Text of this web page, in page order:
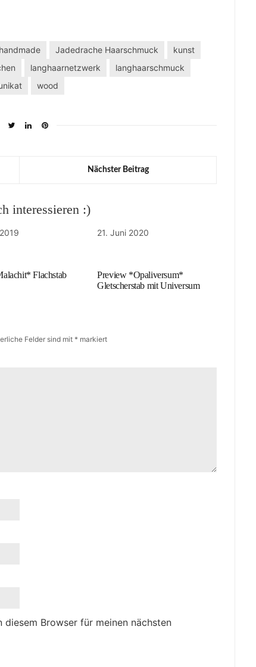
handmade Jadedrache Haarschmuck
kunst
langhaarnetzwerk
langhaarschmuck
wood
Nächster Beitrag
interessieren :)
Flachstab
21. Juni 2020
Preview *Opaliversum*
Gletscherstab mit Universum
Felder sind mit * markiert
diesem Browser für meinen nächsten